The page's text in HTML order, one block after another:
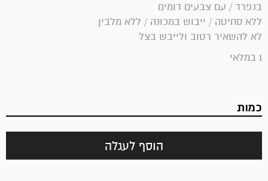
בנפרד / עם צבעים דומים
ללא סחיטה / ייבוש במכונה / ללא מלבין
לא להשאיר רטוב ולייבש בצל
1 במלאי
כמות
הוסף לעגלה